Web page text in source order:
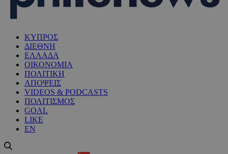
ΚΥΠΡΟΣ
ΔΙΕΘΝΗ
ΕΛΛΑΔΑ
ΟΙΚΟΝΟΜΙΑ
ΠΟΛΙΤΙΚΗ
ΑΠΟΨΕΙΣ
VIDEOS & PODCASTS
ΠΟΛΙΤΙΣΜΟΣ
GOAL
LIKE
EN